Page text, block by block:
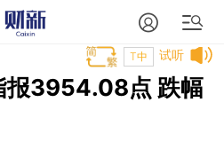
试听
T中
报3954.08点 跌幅